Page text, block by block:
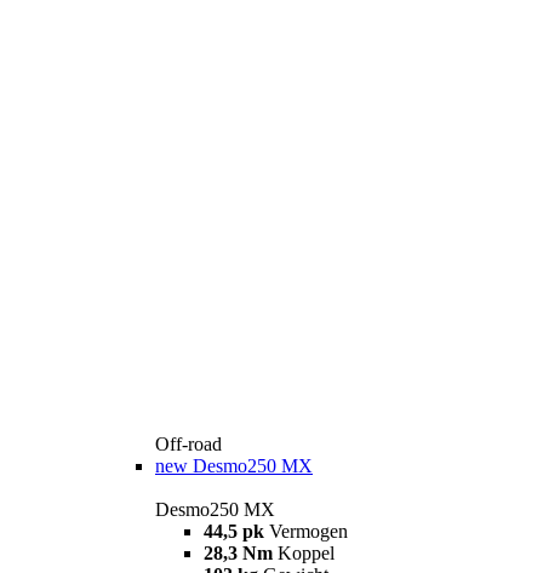
Off-road
new Desmo250 MX
Desmo250 MX
44,5 pk Vermogen
28,3 Nm Koppel